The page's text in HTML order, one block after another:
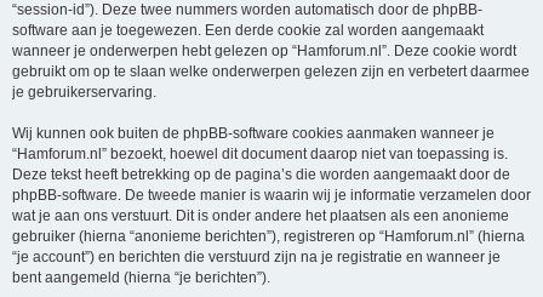
“session-id”). Deze twee nummers worden automatisch door de phpBB-
software aan je toegewezen. Een derde cookie zal worden aangemaakt
wanneer je onderwerpen hebt gelezen op “Hamforum.nl”. Deze cookie wordt
gebruikt om op te slaan welke onderwerpen gelezen zijn en verbetert daarmee
je gebruikerservaring.
Wij kunnen ook buiten de phpBB-software cookies aanmaken wanneer je
“Hamforum.nl” bezoekt, hoewel dit document daarop niet van toepassing is.
Deze tekst heeft betrekking op de pagina’s die worden aangemaakt door de
phpBB-software. De tweede manier is waarin wij je informatie verzamelen door
wat je aan ons verstuurt. Dit is onder andere het plaatsen als een anonieme
gebruiker (hierna “anonieme berichten”), registreren op “Hamforum.nl” (hierna
“je account”) en berichten die verstuurd zijn na je registratie en wanneer je
bent aangemeld (hierna “je berichten”).